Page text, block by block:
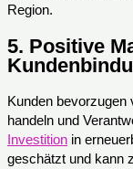
Region.
5. Positive
Kunden bevorzugen
handeln und
Investition in
geschätzt und kann